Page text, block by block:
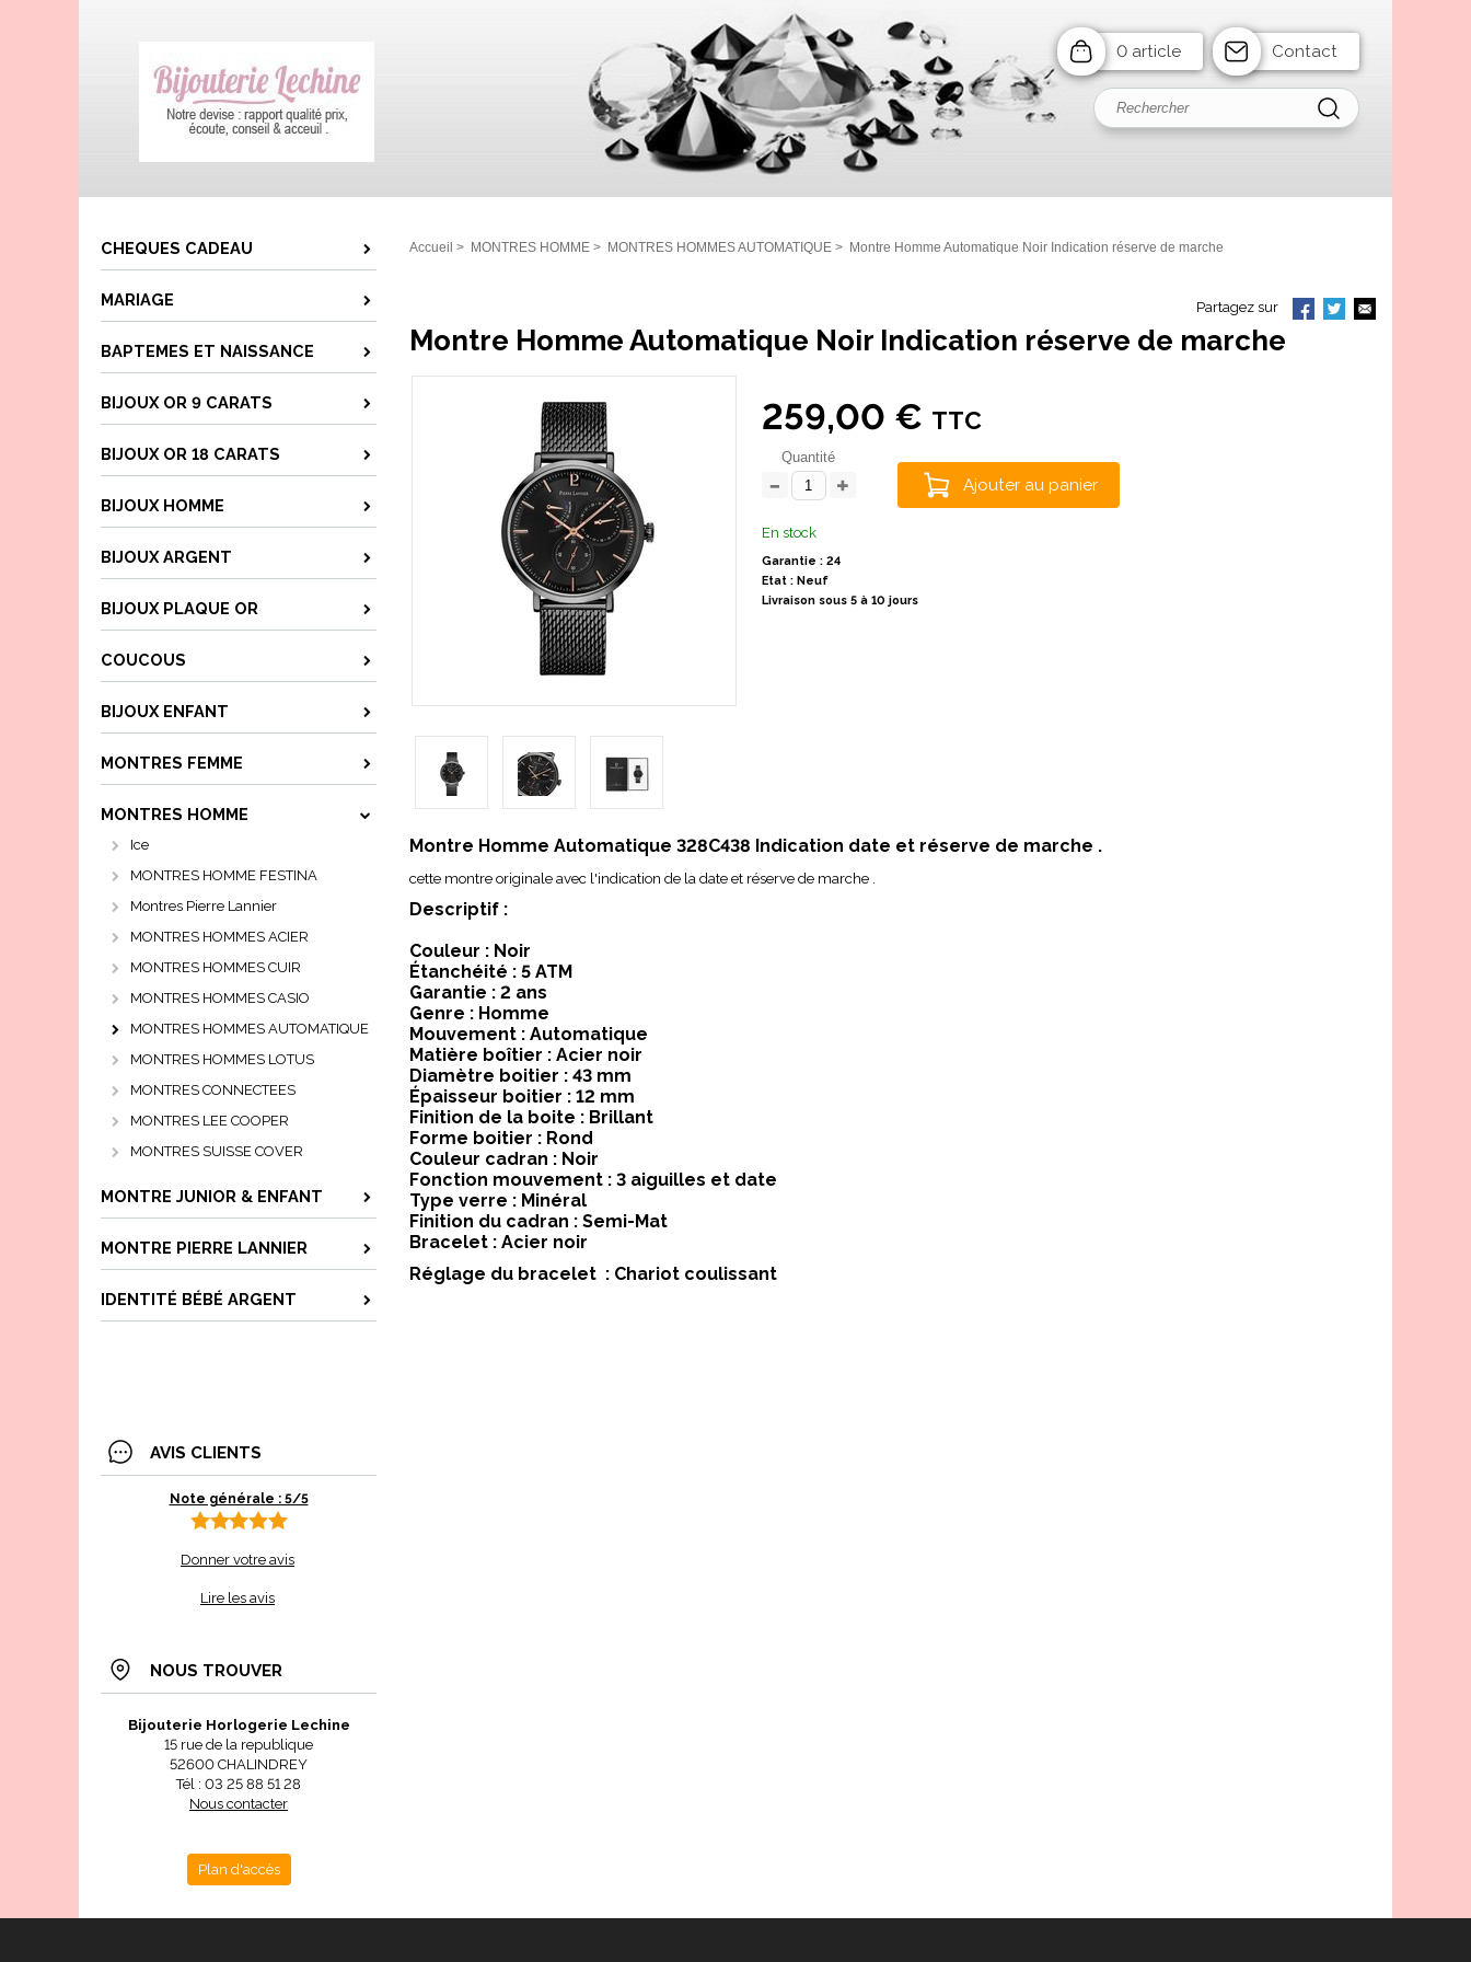
0 article Contact
CHEQUES CADEAU
MARIAGE
BAPTEMES ET NAISSANCE
BIJOUX OR 9 CARATS
BIJOUX OR 18 CARATS
BIJOUX HOMME
BIJOUX ARGENT
BIJOUX PLAQUE OR
COUCOUS
BIJOUX ENFANT
MONTRES FEMME
MONTRES HOMME
Ice
MONTRES HOMME FESTINA
Montres Pierre Lannier
MONTRES HOMMES ACIER
MONTRES HOMMES CUIR
MONTRES HOMMES CASIO
MONTRES HOMMES AUTOMATIQUE
MONTRES HOMMES LOTUS
MONTRES CONNECTEES
MONTRES LEE COOPER
MONTRES SUISSE COVER
MONTRE JUNIOR & ENFANT
MONTRE PIERRE LANNIER
IDENTITÉ BÉBÉ ARGENT
AVIS CLIENTS
Note générale : 5/5
Donner votre avis
Lire les avis
NOUS TROUVER
Bijouterie Horlogerie Lechine
15 rue de la republique
52600 CHALINDREY
Tél : 03 25 88 51 28
Nous contacter
Plan d'accès
Accueil > MONTRES HOMME > MONTRES HOMMES AUTOMATIQUE > Montre Homme Automatique Noir Indication réserve de marche
Partagez sur
Montre Homme Automatique Noir Indication réserve de marche
259,00 € TTC
Quantité
Ajouter au panier
En stock
Garantie : 24
Etat : Neuf
Livraison sous 5 à 10 jours
Montre Homme Automatique 328C438 Indication date et réserve de marche .
cette montre originale avec l'indication de la date et réserve de marche .
Descriptif :
Couleur : Noir
Étanchéité : 5 ATM
Garantie : 2 ans
Genre : Homme
Mouvement : Automatique
Matière boîtier : Acier noir
Diamètre boitier : 43 mm
Épaisseur boitier : 12 mm
Finition de la boite : Brillant
Forme boitier : Rond
Couleur cadran : Noir
Fonction mouvement : 3 aiguilles et date
Type verre : Minéral
Finition du cadran : Semi-Mat
Bracelet : Acier noir
Réglage du bracelet : Chariot coulissant